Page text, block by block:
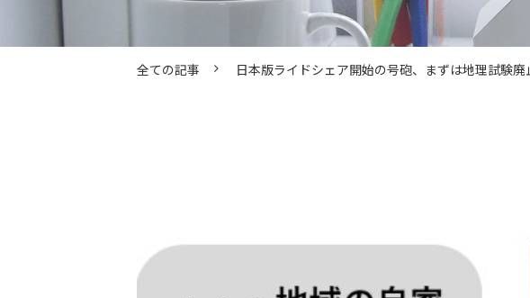
全ての記事 日本版ライドシェア開始の号砲、まずは地理試験